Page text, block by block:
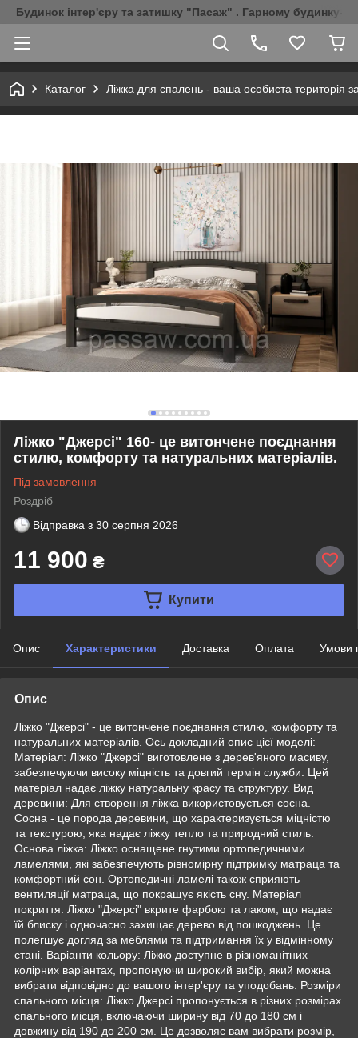
Будинок інтер'єру та затишку "Пасаж" . Гарному будинку-
Каталог Ліжка для спалень - ваша особиста територія
Ліжко "Джерсі" 160- це витончене поєднання
стилю, комфорту та натуральних матеріалів.
Під замовлення
Роздріб
Відправка з 30 серпня 2026
11 900 ₴
Купити
Опис Характеристики Доставка Оплата Умови
Опис
Ліжко "Джерсі" - це витончене поєднання стилю, комфорту та
натуральних матеріалів. Ось докладний опис цієї моделі:
Матеріал: Ліжко "Джерсі" виготовлене з дерев'яного масиву,
забезпечуючи високу міцність та довгий термін служби. Цей
матеріал надає ліжку натуральну красу та структуру. Вид
деревини: Для створення ліжка використовується сосна.
Сосна - це порода деревини, що характеризується міцністю
та текстурою, яка надає ліжку тепло та природний стиль.
Основа ліжка: Ліжко оснащене гнутими ортопедичними
ламелями, які забезпечують рівномірну підтримку матраца та
комфортний сон. Ортопедичні ламелі також сприяють
вентиляції матраца, що покращує якість сну. Матеріал
покриття: Ліжко "Джерсі" вкрите фарбою та лаком, що надає
їй блиску і одночасно захищає дерево від пошкоджень. Це
полегшує догляд за меблями та підтримання їх у відмінному
стані. Варіанти кольору: Ліжко доступне в різноманітних
колірних варіантах, пропонуючи широкий вибір, який можна
вибрати відповідно до вашого інтер'єру та уподобань. Розміри
спального місця: Ліжко Джерсі пропонується в різних розмірах
спального місця, включаючи ширину від 70 до 180 см і
довжину від 190 до 200 см. Це дозволяє вам вибрати розмір,